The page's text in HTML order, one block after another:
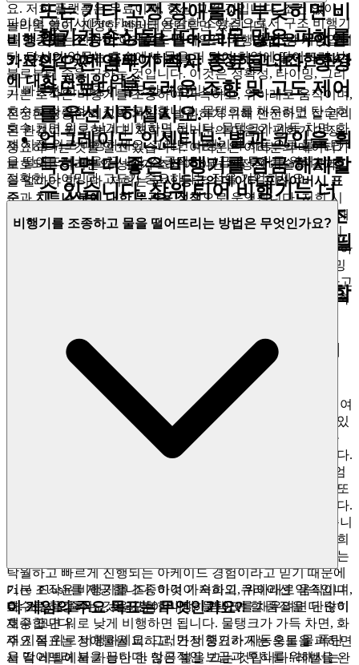
또는 기타 고정 장애물에 부딪히면 비
행기가 손상됩니다. 너무 많은 피해를
입으면 임무가 즉시 종료됩니다. 항상
속도보다 부드러운 조향 및 고도 제어
를 우선시하십시오.
업그레이드 인센티브:별과 코인을 획
득하면 더 좋은 비행기를 잠금 해제할
수 있습니다. 상위 티어 비행기는 더
빠른 속도, 더 나은 민첩성(더 쉬운 조
향), 더 빠른 물 재충전 속도와 같은 필
더 어려운 레벨을 해결하는 데 중요합
요. 저희 플랫폼은 무료이며, 항상 그럴 것입니다. 조건 없이,
놀라움 없이, 진정한 엔터테인먼트만 있습니다.
3. 자신감 있게 플레이하세요: 공정하고 안전한 환경
에 대한 저희의 약속
진정한 영웅은 최고의 기량을 발휘하기 위해 안전하고 잘 관리
된 환경이 필요합니다. 저희는 여러분의 마음의 평화가 가장
중요하다는 것을 알고 있습니다. 여러분은 여러분의 데이터가
보호되고 여러분의 성과가 조작이 아닌 진정한 기술의 결과임
을 알아야 합니다. 저희는군사 등급의 데이터 프라이버시 표
준과치트나 봇에 대한 무관용 정책으로 운영됩니다. 저희 시
스템은 모든 플레이어에게 공정한 경쟁 환경을 보장하기 위해
지속적으로 모니터링되고 업그레이드됩니다.
Fire Flush 리
더보드에서 최고 자리를 노리고, 서바이벌 모드를 잠금 해제하
기 위한 12개의 별을 목표로 하세요. 여러분의 비행 및 타이밍
기술에 대한 진정한 시험임을 알고 말입니다. 저희는 안전하고
공정한 놀이터를 구축하므로, 여러분은 여러분의 유산을 구축
4. 플레이어에 대한 존중: 큐레이션된, 품질 우선의
여러분의 시간은 소중하며, 여러분의 지성은 존중받습니다. 여
러분을 중구난방의 디지털 마켓플레이스에서 흔하게 볼 수 있
는 것들과는 달리, 저희는 세계적인 갤러리의 세련된 초점을
가지고 운영합니다. 저희는 양보다 질을 중요하게 생각합니다.
저희 플랫폼은 재미, 완성도, 플레이어 참여에 대한 저희의 엄
됩니다. 또
한, 저희 인터페이스는 속도와 명확성을 위해 설계되었습니다.
불필요한 기능 없이, 여러분이 플레이하고 싶은 게임만 있습니
다. 여기서는 수천 개의 복제된 게임을 찾을 수 없습니다. 저희
가 여러분의 시간과 기술을 투자할 가치가 있는
탁월하고 빠르게 진행되는 아케이드 경험이라고 믿기 때문에
Fire Flush를 제공합니다. 이것이 저희의 큐레이션 약속입니
다: 소음을 줄이고, 여러분이 마땅히 받아야 할 품질을 더 많이
제공합니다.
파이어 플러시(Fire Flush)는 용감한 소방견으로서 구조 비행기
를 조종하는 신나는 아케이드 스타일의 비행 및 소방 게임입니
다. 당신의 임무는 호수에서 물을 퍼 담아 화염에 떨어뜨려 산
불로부터 숲을 구하는 것입니다. 이것은 정확성, 타이밍, 그리
고 빠른 반사 신경이 필요한 게임입니다!
비행기를 조종하고 물을 떨어뜨리는 방법은 무엇인
가요?
기본 조작은 비행기를 조종하여 가속하고, 위아래로 움직이며,
호수로 하강하는 것을 포함합니다. 물탱크를 채우려면 단순히
호수 표면 위로 낮게 비행하면 됩니다. 물탱크가 가득 차면, 화
재 지점 위로 비행하세요. 그러면 비행기가 자동으로 물 폭탄
을 떨어뜨려 불을 끕니다. 성공적인 보급과 투하를 위해서는
정확한 타이밍과 고도가 중요하다는 점을 기억하세요.
비행기를 조종하고 물을 떨어뜨리는 방법은 무엇인가요?
기본 조작은 비행기를 조종하여 가속하고, 위아래로 움직이며,
호수로 하강하는 것을 포함합니다. 물탱크를 채우려면 단순히
호수 표면 위로 낮게 비행하면 됩니다. 물탱크가 가득 차면, 화
재 지점 위로 비행하세요. 그러면 비행기가 자동으로 물 폭탄
을 떨어뜨려 불을 끕니다. 성공적인 보급과 투하를 위해서는
이 게임의 주요 목표는 무엇인가요?
주요 목표는 장애물을 피하고, 가장 중요하게는 충돌을 피하면
서 각 레벨에서 가능한 한 많은 불을 끄는 것입니다! 레벨을 완